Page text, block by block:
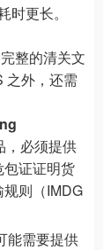
更长。
整的清关文
之外，还需
，必须提供
证证明货
则（IMDG
能需要提供